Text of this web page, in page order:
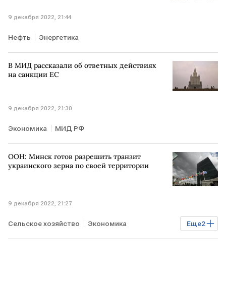
9 декабря 2022, 21:44
Нефть Энергетика
В МИД рассказали об ответных действиях
на санкции ЕС
9 декабря 2022, 21:30
Экономика МИД РФ
ООН: Минск готов разрешить транзит
украинского зерна по своей территории
9 декабря 2022, 21:27
Еще2
Сельское хозяйство Экономика
Мировая экономика БЕЛОРУССИЯ